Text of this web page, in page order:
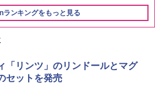
ランキングをもっと見る
「リンツ」のリンドールとマグ
セットを発売